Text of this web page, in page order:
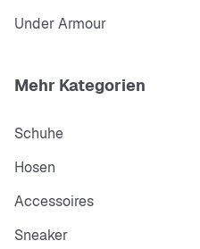
Under Armour
Mehr Kategorien
Schuhe
Hosen
Accessoires
Sneaker